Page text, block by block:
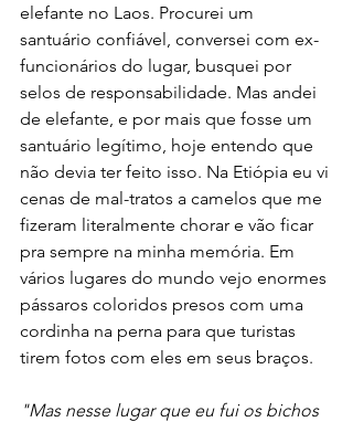
elefante no Laos. Procurei um
santuário confiável, conversei com ex-
funcionários do lugar, busquei por
selos de responsabilidade. Mas andei
de elefante, e por mais que fosse um
santuário legítimo, hoje entendo que
não devia ter feito isso. Na Etiópia eu vi
cenas de mal-tratos a camelos que me
fizeram literalmente chorar e vão ficar
pra sempre na minha memória. Em
vários lugares do mundo vejo enormes
pássaros coloridos presos com uma
cordinha na perna para que turistas
tirem fotos com eles em seus braços.
"Mas nesse lugar que eu fui os bichos